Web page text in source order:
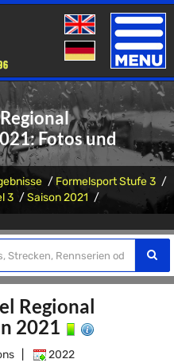
Toggle
Fotos und
Formelsport Stufe 3
3
Saison 2021
Regional
2021
2022